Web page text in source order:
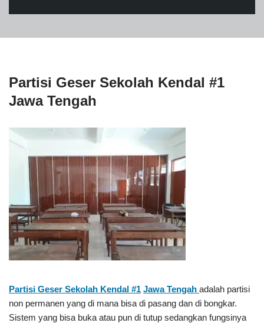
Partisi Geser Sekolah Kendal #1
Jawa Tengah
Partisi Geser Sekolah Kendal #1 Jawa Tengah adalah partisi
non permanen yang di mana bisa di pasang dan di bongkar.
Sistem yang bisa buka atau pun di tutup sedangkan fungsinya